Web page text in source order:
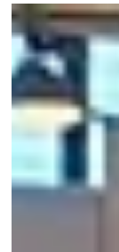
A ARMIS
DATEX II,
contribuir para a
continente
mobilidade.